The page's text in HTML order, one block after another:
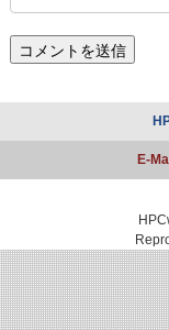
E-